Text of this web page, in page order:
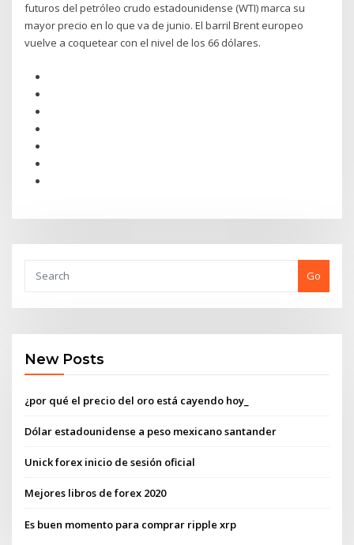
futuros del petróleo crudo estadounidense (WTI) marca su
mayor precio en lo que va de junio. El barril Brent europeo
vuelve a coquetear con el nivel de los 66 dólares.
Go
New Posts
¿por qué el precio del oro está cayendo hoy_
Dólar estadounidense a peso mexicano santander
Unick forex inicio de sesión oficial
Mejores libros de forex 2020
Es buen momento para comprar ripple xrp